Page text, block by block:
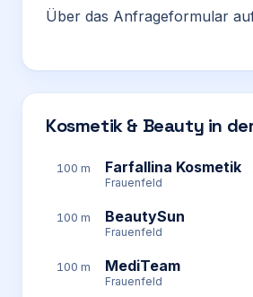
Über das Anfrageformular
Kosmetik & Beauty in
100 m Farfallina Kosmetik
Frauenfeld
100 m BeautySun
Frauenfeld
100 m MediTeam
Frauenfeld